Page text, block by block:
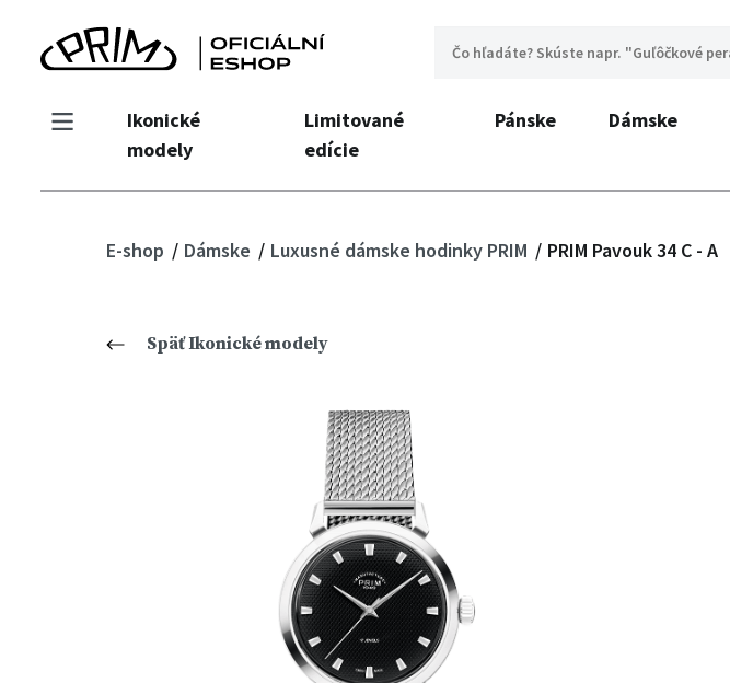
Ikonické
modely
Limitované
edície
Pánske Dámske
E-shop Dámske Luxusné dámske hodinky PRIM PRIM Pavouk 34 C - A
Späť Ikonické modely